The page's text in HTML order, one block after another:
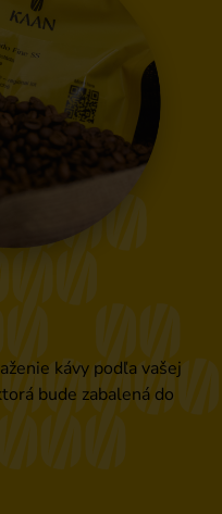
kávy podľa vašej
bude zabalená do